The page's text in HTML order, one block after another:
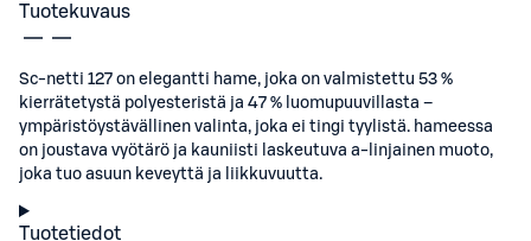
Tuotekuvaus
Sc-netti 127 on elegantti hame, joka on valmistettu 53 %
kierrätetystä polyesteristä ja 47 % luomupuuvillasta –
ympäristöystävällinen valinta, joka ei tingi tyylistä. hameessa
on joustava vyötärö ja kauniisti laskeutuva a-linjainen muoto,
joka tuo asuun keveyttä ja liikkuvuutta.
Tuotetiedot